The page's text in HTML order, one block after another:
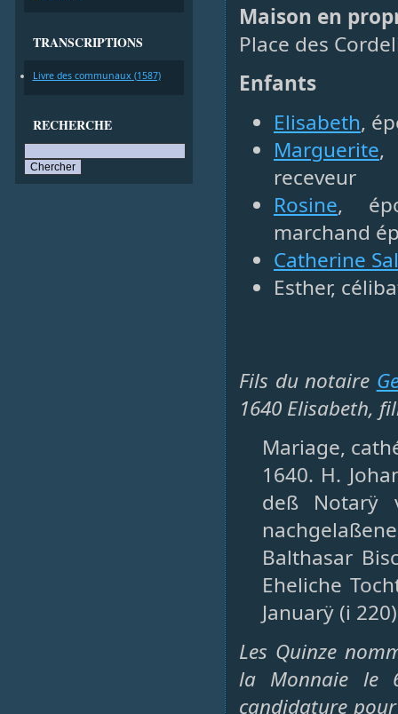
TRANSCRIPTIONS
Livre des communaux (1587)
RECHERCHE
Maison en
Place des
Enfants
Elisabeth,
Marguerite,
receveur
Rosine,
marchand
Catherine
Esther,
Fils du notaire
1640 Elisabeth,
Mariage,
1640. H.
deß Notarÿ
Balthasar
Eheliche
Januarÿ (i 220)
Les Quinze
la Monnaie le
candidature